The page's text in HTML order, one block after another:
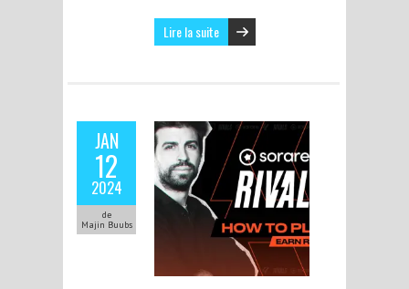
Lire la suite
JAN
12
2024
de
Majin Buubs